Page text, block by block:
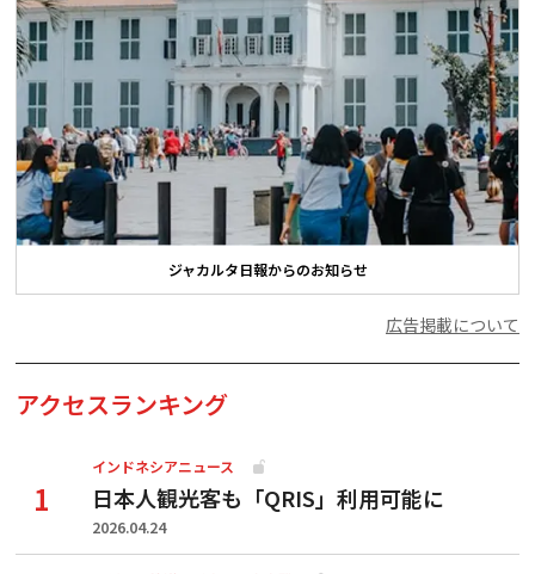
ジャカルタ日報からのお知らせ
広告掲載について
アクセスランキング
インドネシアニュース
日本人観光客も「QRIS」利用可能に
2026.04.24